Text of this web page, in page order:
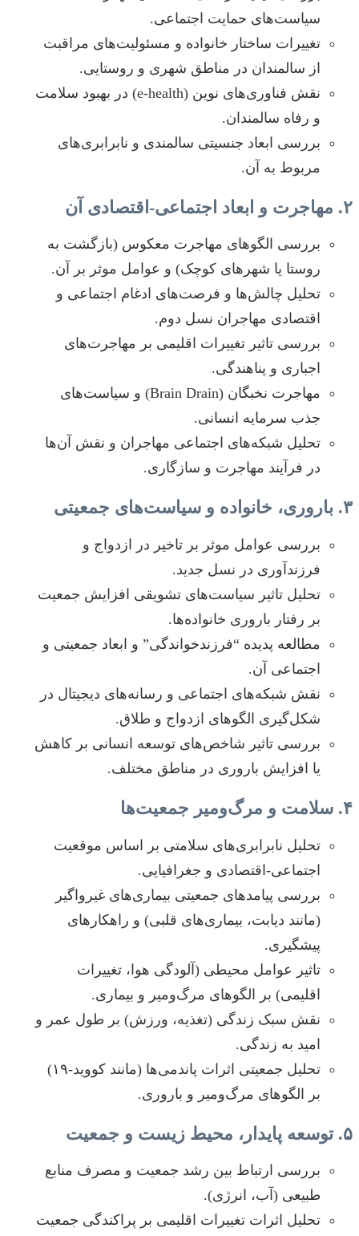
سیاست‌های حمایت اجتماعی.
تغییرات ساختار خانواده و مسئولیت‌های مراقبت
از سالمندان در مناطق شهری و روستایی.
نقش فناوری‌های نوین (e-health) در بهبود سلامت
و رفاه سالمندان.
بررسی ابعاد جنسیتی سالمندی و نابرابری‌های
مربوط به آن.
۲. مهاجرت و ابعاد اجتماعی-اقتصادی آن
بررسی الگوهای مهاجرت معکوس (بازگشت به
روستا یا شهرهای کوچک) و عوامل موثر بر آن.
تحلیل چالش‌ها و فرصت‌های ادغام اجتماعی و
اقتصادی مهاجران نسل دوم.
بررسی تاثیر تغییرات اقلیمی بر مهاجرت‌های
اجباری و پناهندگی.
مهاجرت نخبگان (Brain Drain) و سیاست‌های
جذب سرمایه انسانی.
تحلیل شبکه‌های اجتماعی مهاجران و نقش آن‌ها
در فرآیند مهاجرت و سازگاری.
۳. باروری، خانواده و سیاست‌های جمعیتی
بررسی عوامل موثر بر تاخیر در ازدواج و
فرزندآوری در نسل جدید.
تحلیل تاثیر سیاست‌های تشویقی افزایش جمعیت
بر رفتار باروری خانواده‌ها.
مطالعه پدیده “فرزندخواندگی” و ابعاد جمعیتی و
اجتماعی آن.
نقش شبکه‌های اجتماعی و رسانه‌های دیجیتال در
شکل‌گیری الگوهای ازدواج و طلاق.
بررسی تاثیر شاخص‌های توسعه انسانی بر کاهش
یا افزایش باروری در مناطق مختلف.
۴. سلامت و مرگ‌ومیر جمعیت‌ها
تحلیل نابرابری‌های سلامتی بر اساس موقعیت
اجتماعی-اقتصادی و جغرافیایی.
بررسی پیامدهای جمعیتی بیماری‌های غیرواگیر
(مانند دیابت، بیماری‌های قلبی) و راهکارهای
پیشگیری.
تاثیر عوامل محیطی (آلودگی هوا، تغییرات
اقلیمی) بر الگوهای مرگ‌ومیر و بیماری.
نقش سبک زندگی (تغذیه، ورزش) بر طول عمر و
امید به زندگی.
تحلیل جمعیتی اثرات پاندمی‌ها (مانند کووید-۱۹)
بر الگوهای مرگ‌ومیر و باروری.
۵. توسعه پایدار، محیط زیست و جمعیت
بررسی ارتباط بین رشد جمعیت و مصرف منابع
طبیعی (آب، انرژی).
تحلیل اثرات تغییرات اقلیمی بر پراکندگی جمعیت